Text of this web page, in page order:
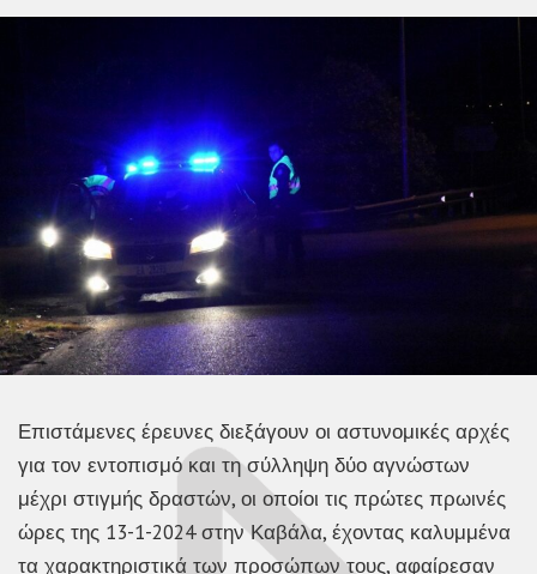
Επιστάμενες έρευνες διεξάγουν οι αστυνομικές αρχές
για τον εντοπισμό και τη σύλληψη δύο αγνώστων
μέχρι στιγμής δραστών, οι οποίοι τις πρώτες πρωινές
ώρες της 13-1-2024 στην Καβάλα, έχοντας καλυμμένα
τα χαρακτηριστικά των προσώπων τους, αφαίρεσαν